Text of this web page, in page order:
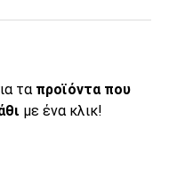
τα προϊόντα που
με ένα κλικ!